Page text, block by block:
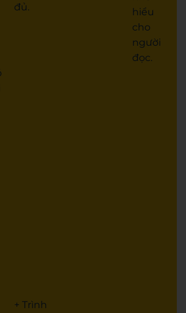
đủ.
hiểu
cho
người
đọc.
+ Trình